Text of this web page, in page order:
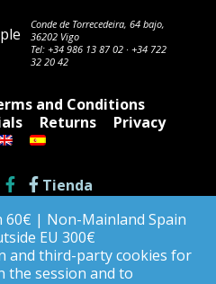
60€ | Non-Mainland Spain
EU 300€
and third-party cookies for
the session and to
Conde de Torrecedeira, 64 bajo,
36202 Vigo
Tel: +34 986 13 87 02· +34 722
32 20 42
and Conditions
Returns Privacy
Tienda